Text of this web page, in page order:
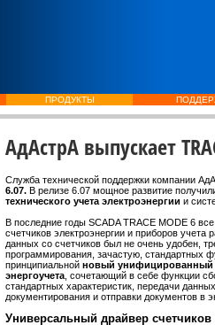
ПРОДУКТЫ
АдАстрА выпускает
Служба технической поддержки компании
6.07. В релизе 6.07 мощное развитие
технического учета электроэнергии и
В последние годы SCADA TRACE MODE 6
счетчиков электроэнергии и приборов
данных со счетчиков был не очень удобен,
программирования, зачастую, стандартных
принципиальной новый унифицированный
энергоучета , сочетающий в себе функции
стандартных характеристик, передачи
документирования и отправки документов
Универсальный драйвер счетчиков